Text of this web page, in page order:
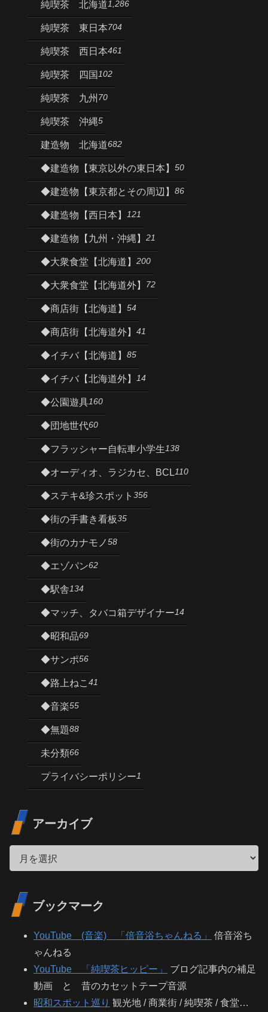
純喫茶 北海道1,286
純喫茶 東日本704
純喫茶 西日本461
純喫茶 四国 102
純喫茶 九州 70
純喫茶 沖縄5
建造物 北海道682
◆建造物【東京以外の東日本】 50
◆建造物【東京都とその周辺】 86
◆建造物【西日本】 121
◆建造物【九州・沖縄】 21
◆大衆食堂【北海道】 200
◆大衆食堂【北海道外】 72
◆商店街【北海道】 54
◆商店街【北海道外】 41
◆イチバ【北海道】 85
◆イチバ【北海道外】 14
◆公園遊具160
◆団地世代60
◆フラッシャー自転車小学生138
◆オーディオ、ラジカセ、BCL110
◆ステキ&珍スポット 356
◆街の手書き看板35
◆街のカナモノ58
◆エゾパン62
◆駅舎134
◆マッチ、タバコ箱デザイナー14
◆昭和品69
◆サンポ56
◆路上ねこ 41
◆音楽55
◆無題88
未分類66
プライバシーポリシー1
アーカイブ
ブックマーク
YouTube (音楽) 「倍音浴ちゃんねる」
倍音浴ち
ゃんねる
YouTube 「純喫茶ヒッピー」
ブログ記事内の補足
動画 と 昔のカセットテープ音源
昭和スポット巡り 観光地 / 商業街 / 純喫茶 / 食堂…